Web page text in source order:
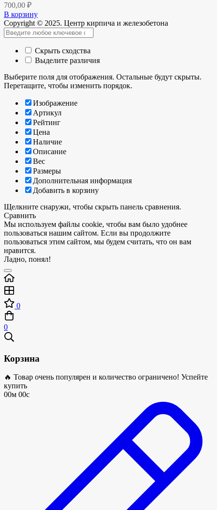
700,00 ₽
В корзину
Copyright © 2025. Центр кирпича и железобетона
Скрыть сходства
Выделите различия
Выберите поля для отображения. Остальные будут скрыты.
Перетащите, чтобы изменить порядок.
Изображение
Артикул
Рейтинг
Цена
Наличие
Описание
Вес
Размеры
Дополнительная информация
Добавить в корзину
Щелкните снаружи, чтобы скрыть панель сравнения.
Сравнить
Мы используем файлы cookie, чтобы вам было удобнее
пользоваться нашим сайтом. Если вы продолжите
пользоваться этим сайтом, мы будем считать, что он вам
нравится.
Ладно, понял!
0
0
Корзина
🔥 Товар очень популярен и количество ограничено! Успейте
купить
00м 00с